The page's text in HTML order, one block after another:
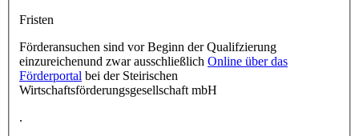
Fristen
Förderansuchen sind vor Beginn der Qualifzierung
einzureichenund zwar ausschließlich Online über das
Förderportal bei der Steirischen
Wirtschaftsförderungsgesellschaft mbH
.